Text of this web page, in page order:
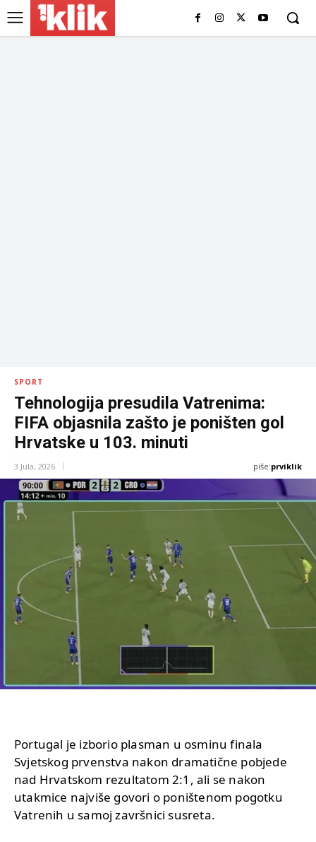
SPORT
Tehnologija presudila Vatrenima:
FIFA objasnila zašto je poništen gol
Hrvatske u 103. minuti
3 Jula, 2026 piše:prviklik
Portugal je izborio plasman u osminu finala
Svjetskog prvenstva nakon dramatične pobjede
nad Hrvatskom rezultatom 2:1, ali se nakon
utakmice najviše govori o poništenom pogotku
Vatrenih u samoj završnici susreta.